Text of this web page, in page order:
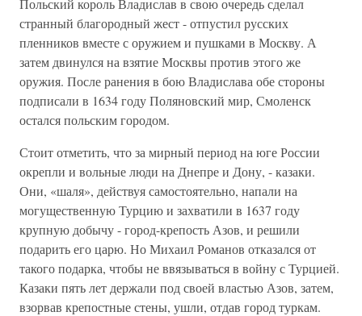
Польский король Владислав в свою очередь сделал
странный благородный жест - отпустил русских
пленников вместе с оружием и пушками в Москву. А
затем двинулся на взятие Москвы против этого же
оружия. После ранения в бою Владислава обе стороны
подписали в 1634 году Поляновский мир, Смоленск
остался польским городом.
Стоит отметить, что за мирный период на юге России
окрепли и вольные люди на Днепре и Дону, - казаки.
Они, «шаля», действуя самостоятельно, напали на
могущественную Турцию и захватили в 1637 году
крупную добычу - город-крепость Азов, и решили
подарить его царю. Но Михаил Романов отказался от
такого подарка, чтобы не ввязываться в войну с Турцией.
Казаки пять лет держали под своей властью Азов, затем,
взорвав крепостные стены, ушли, отдав город туркам.